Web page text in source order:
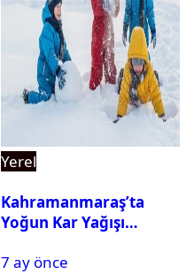
Yerel
Kahramanmaraş’ta
Yoğun Kar Yağışı
Tatil
7 ay önce